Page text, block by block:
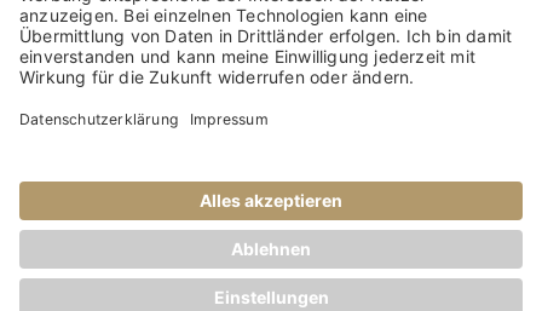
FacebookInstagram
© Copyright 2026-Ludwigs Weinblog